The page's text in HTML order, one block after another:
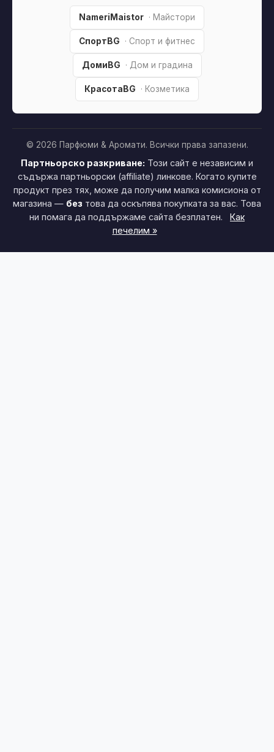
NameriMaistor · Майстори
СпортBG · Спорт и фитнес
ДомиBG · Дом и градина
КрасотаBG · Козметика
© 2026 Парфюми & Аромати. Всички права запазени.
Партньорско разкриване: Този сайт е независим и
съдържа партньорски (affiliate) линкове. Когато купите
продукт през тях, може да получим малка комисиона от
магазина — без това да оскъпява покупката за вас. Това
ни помага да поддържаме сайта безплатен.
Как
печелим »